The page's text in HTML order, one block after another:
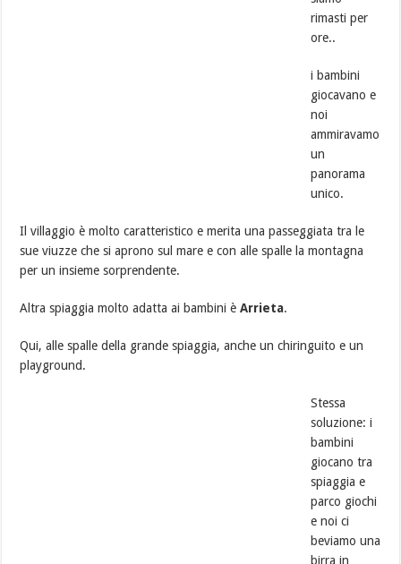
rimasti per
ore..
i bambini
giocavano e
noi
ammiravamo
un
panorama
unico.
Il villaggio è molto caratteristico e merita una passeggiata tra le
sue viuzze che si aprono sul mare e con alle spalle la montagna
per un insieme sorprendente.
Altra spiaggia molto adatta ai bambini èArrieta.
Qui, alle spalle della grande spiaggia, anche un chiringuito e un
playground.
Stessa
soluzione: i
bambini
giocano tra
spiaggia e
parco giochi
e noi ci
beviamo una
birra in